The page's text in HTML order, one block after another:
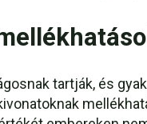
tartják, és